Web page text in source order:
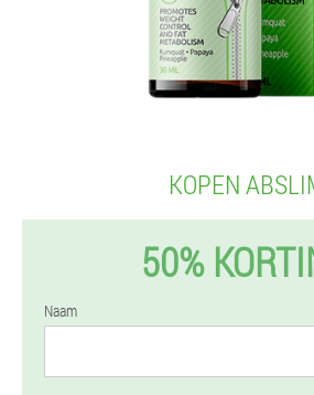
KOPEN
50%
Naam